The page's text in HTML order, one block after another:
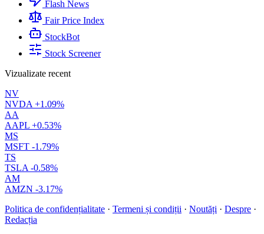
Flash News
Fair Price Index
StockBot
Stock Screener
Vizualizate recent
NV
NVDA +1.09%
AA
AAPL +0.53%
MS
MSFT -1.79%
TS
TSLA -0.58%
AM
AMZN -3.17%
Politica de confidențialitate · Termeni și condiții · Noutăți · Despre ·
Redacția